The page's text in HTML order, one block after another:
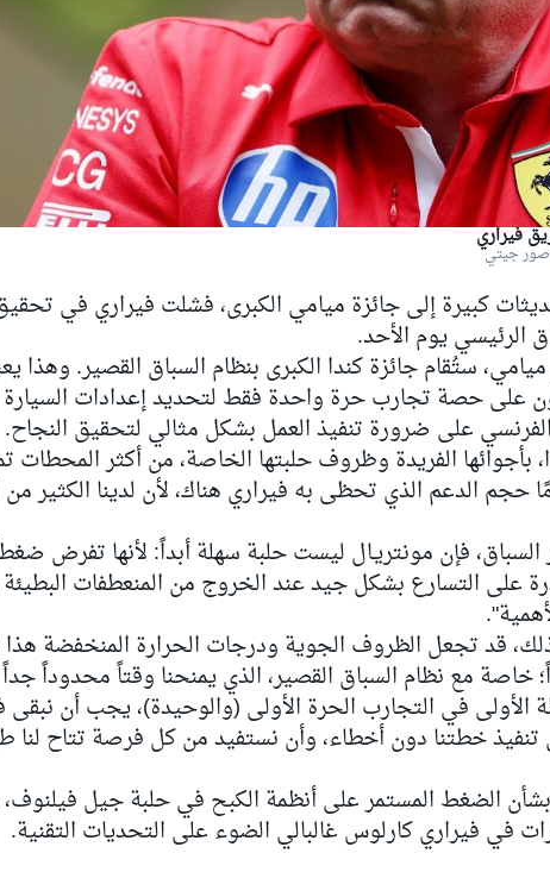
فيراري
صور جيتي
كبيرة إلى جائزة ميامي الكبرى، فشلت فيراري في تحقيق
الرئيسي يوم الأحد.
ستُقام جائزة كندا الكبرى بنظام السباق القصير. وهذا
على حصة تجارب حرة واحدة فقط لتحديد إعدادات السيارة
على ضرورة تنفيذ العمل بشكل مثالي لتحقيق النجاح.
الفريدة وظروف حلبتها الخاصة، من أكثر المحطات
حجم الدعم الذي تحظى به فيراري هناك، لأن لدينا الكثير
فإن مونتريـال ليست حلبة سهلة أبداً: لأنها تفرض
على التسارع بشكل جيد عند الخروج من المنعطفات
قد تجعل الظروف الجوية ودرجات الحرارة المنخفضة هذا
خاصة مع نظام السباق القصير، الذي يمنحنا وقتاً محدوداً
في التجارب الحرة الأولى (والوحيدة)، يجب أن نبقى
تنفيذ خطتنا دون أخطاء، وأن نستفيد من كل فرصة تتاح لنا
الضغط المستمر على أنظمة الكبح في حلبة جيل
في فيراري كارلوس غالبالي الضوء على التحديات التقنية.